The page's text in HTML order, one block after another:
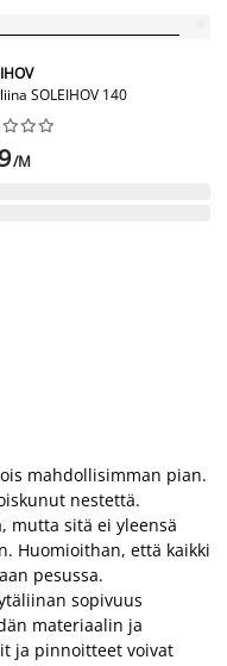
SOLEIHOV 140




/M
mahdollisimman pian.
nestettä.
mutta sitä ei yleensä
Huomioithan, että kaikki
pesussa.
sopivuus
materiaalin ja
ja pinnoitteet voivat